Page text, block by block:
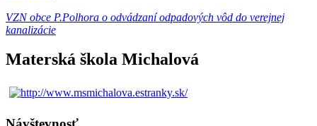
VZN obce P.Polhora o odvádzaní odpadových vôd do verejnej
kanalizácie
Materská škola Michalová